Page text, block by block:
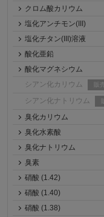
クロム酸カリウム
塩化アンチモン(III)
塩化チタン(III)溶液
酸化亜鉛
酸化マグネシウム
シアン化カリウム
販
シアン化ナトリウム
臭化カリウム
臭化水素酸
臭化ナトリウム
臭素
硝酸 (1.42)
硝酸 (1.40)
硝酸 (1.38)